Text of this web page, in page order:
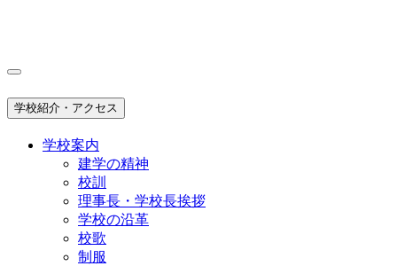
学校紹介・アクセス
学校案内
建学の精神
校訓
理事長・学校長挨拶
学校の沿革
校歌
制服